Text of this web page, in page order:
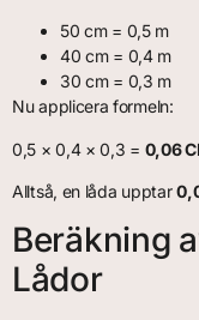
50 cm = 0,5 m
40 cm = 0,4 m
30 cm = 0,3 m
Nu applicera formeln:
0,5 × 0,4 × 0,3 = 0,06
Alltså, en låda upptar
Beräkning
Lådor